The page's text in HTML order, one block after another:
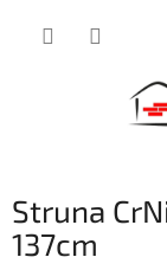
Struna
137cm